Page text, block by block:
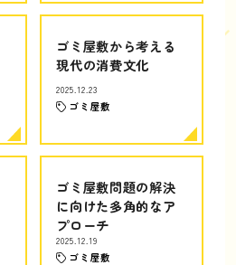
ゴミ屋敷から考える
現代の消費文化
2025.12.23
ゴミ屋敷
ゴミ屋敷問題の解決
に向けた多角的なア
プローチ
2025.12.19
ゴミ屋敷